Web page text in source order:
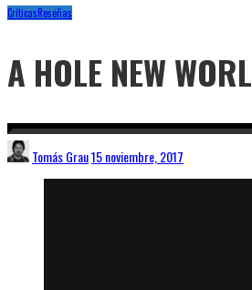
CríticasReseñas
A HOLE NEW
Tomás Grau15 noviembre, 2017